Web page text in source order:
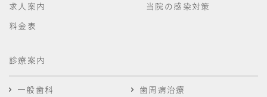
求人案内
当院の感染対策
料金表
診療案内
一般歯科
歯周病治療